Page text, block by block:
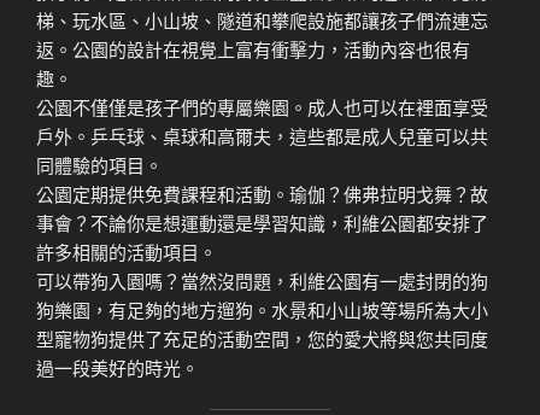
梯、玩水區、小山坡、隧道和攀爬設施都讓孩子們流連忘
返。公園的設計在視覺上富有衝擊力，活動內容也很有
趣。
公園不僅僅是孩子們的專屬樂園。成人也可以在裡面享受
戶外。乒乓球、桌球和高爾夫，這些都是成人兒童可以共
同體驗的項目。
公園定期提供免費課程和活動。瑜伽？佛弗拉明戈舞？故
事會？不論你是想運動還是學習知識，利維公園都安排了
許多相關的活動項目。
可以帶狗入園嗎？當然沒問題，利維公園有一處封閉的狗
狗樂園，有足夠的地方遛狗。水景和小山坡等場所為大小
型寵物狗提供了充足的活動空間，您的愛犬將與您共同度
過一段美好的時光。